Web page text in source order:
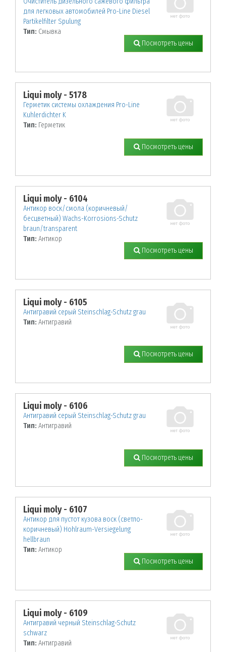
для легковых автомобилей Pro-Line Diesel
Partikelfilter Spulung
Тип: Смывка
Посмотреть цены
Liqui moly - 5178
Герметик системы охлаждения Pro-Line
Kuhlerdichter K
Тип: Герметик
Посмотреть цены
Liqui moly - 6104
Антикор воск/смола (коричневый/
бесцветный) Wachs-Korrosions-Schutz
braun/transparent
Тип: Антикор
Посмотреть цены
Liqui moly - 6105
Антигравий серый Steinschlag-Schutz grau
Тип: Антигравий
Посмотреть цены
Liqui moly - 6106
Антигравий серый Steinschlag-Schutz grau
Тип: Антигравий
Посмотреть цены
Liqui moly - 6107
Антикор для пустот кузова воск (светло-
коричневый) Hohlraum-Versiegelung
hellbraun
Тип: Антикор
Посмотреть цены
Liqui moly - 6109
Антигравий черный Steinschlag-Schutz
schwarz
Тип: Антигравий